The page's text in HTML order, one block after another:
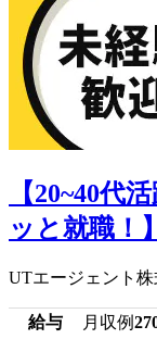
【20~40代
ッと就職！
UTエージェント株
給与 月収例